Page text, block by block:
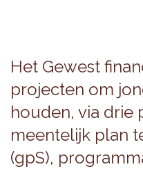
Het Ge­west
pro­jec­ten om
hou­den, via
meen­te­lijk plan
(gpS),